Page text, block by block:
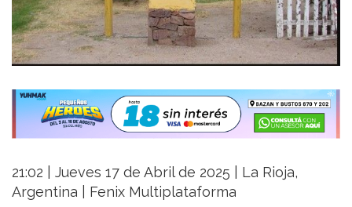
21:02 | Jueves 17 de Abril de 2025 | La Rioja,
Argentina | Fenix Multiplataforma